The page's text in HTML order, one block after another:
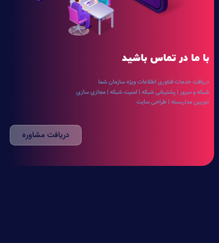
با ما در تماس باشید
دریافت خدمات فناوری اطلاعات ویژه سازمان شما
شبکه و سرور | پشتیبانی شبکه | امنیت شبکه | مجازی سازی
دوربین مداربسته | طراحی سایت
دریافت مشاوره